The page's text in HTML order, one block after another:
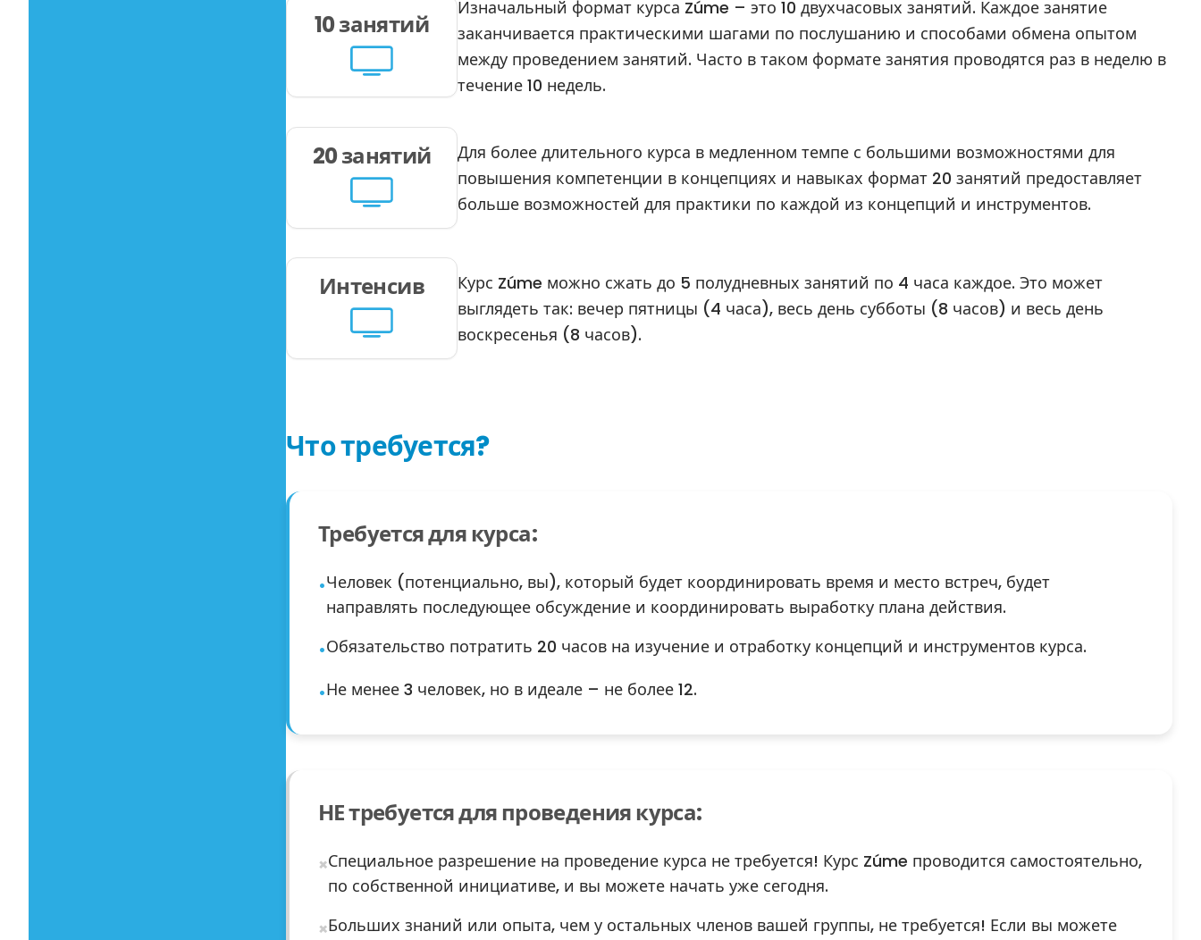
10 занятий
Изначальный формат курса Zúme – это 10 двухчасовых занятий. Каждое занятие
заканчивается практическими шагами по послушанию и способами обмена опытом
между проведением занятий. Часто в таком формате занятия проводятся раз в неделю в
течение 10 недель.
20 занятий
Для более длительного курса в медленном темпе с большими возможностями для
повышения компетенции в концепциях и навыках формат 20 занятий предоставляет
больше возможностей для практики по каждой из концепций и инструментов.
Интенсив
Курс Zúme можно сжать до 5 полудневных занятий по 4 часа каждое. Это может
выглядеть так: вечер пятницы (4 часа), весь день субботы (8 часов) и весь день
воскресенья (8 часов).
Что требуется?
Требуется для курса:
•Человек (потенциально, вы), который будет координировать время и место встреч, будет
направлять последующее обсуждение и координировать выработку плана действия.
•Обязательство потратить 20 часов на изучение и отработку концепций и инструментов курса.
•Не менее 3 человек, но в идеале – не более 12.
НЕ требуется для проведения курса:
×Специальное разрешение на проведение курса не требуется! Курс Zúme проводится самостоятельно,
по собственной инициативе, и вы можете начать уже сегодня.
×Больших знаний или опыта, чем у остальных членов вашей группы, не требуется! Если вы можете